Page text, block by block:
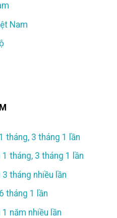
Nam
tháng, 3 tháng 1 lần
tháng, 3 tháng 1 lần
tháng nhiều lần
tháng 1 lần
năm nhiều lần